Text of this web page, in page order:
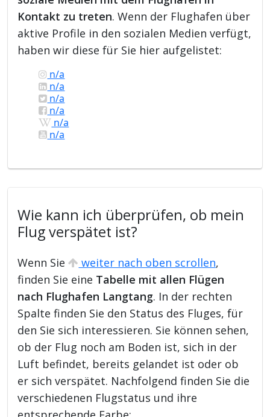
Kontakt zu treten. Wenn der Flughafen über
aktive Profile in den sozialen Medien verfügt,
haben wir diese für Sie hier aufgelistet:
n/a
n/a
n/a
n/a
n/a
n/a
Wie kann ich überprüfen, ob mein
Flug verspätet ist?
Wenn Sie weiter nach oben scrollen,
finden Sie eine Tabelle mit allen Flügen
nach Flughafen Langtang. In der rechten
Spalte finden Sie den Status des Fluges, für
den Sie sich interessieren. Sie können sehen,
ob der Flug noch am Boden ist, sich in der
Luft befindet, bereits gelandet ist oder ob
er sich verspätet. Nachfolgend finden Sie die
verschiedenen Flugstatus und ihre